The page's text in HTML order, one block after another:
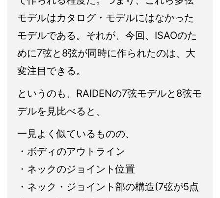
モデルはカタログ・モデルにはなかった
モデルである。それが、今回、ISAOのた
めに7弦と8弦が同時に作られたのは、大
変注目できる。
というのも、RAIDENの7弦モデルと8弦モ
デルを見比べると、
一見よく似ているものの、
・ボディのアウトライン
・ネックのジョイント位置
・ネック・ジョイント部の構造(7弦が5点